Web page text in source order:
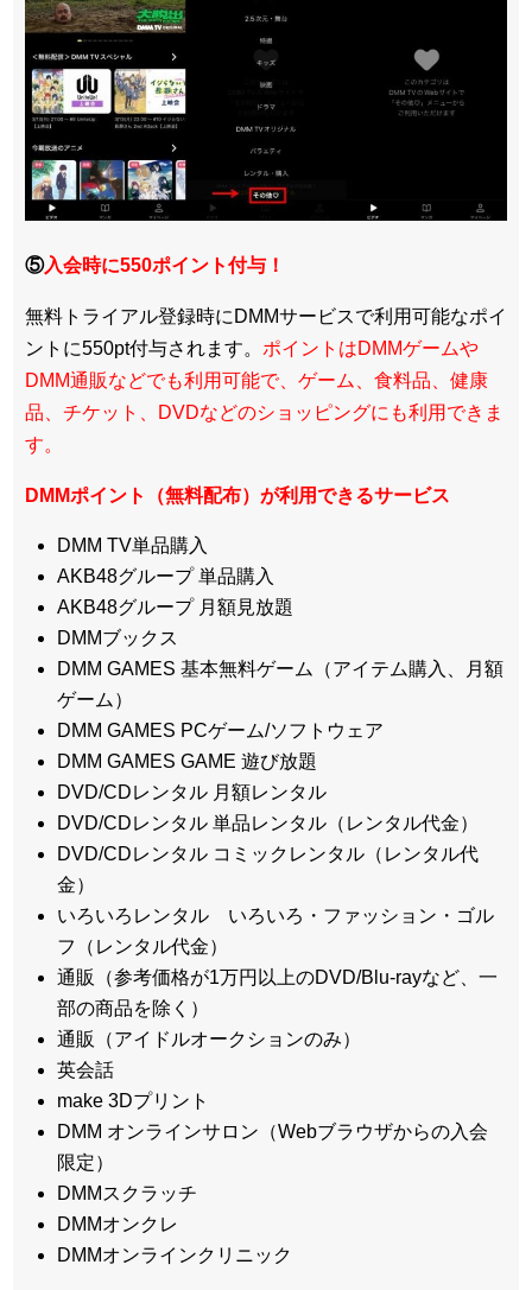
⑤入会時に550ポイント付与！
無料トライアル登録時にDMMサービスで利用可能なポイ
ントに550pt付与されます。 ポイントはDMMゲームや
DMM通販などでも利用可能で、ゲーム、食料品、健康
品、チケット、DVDなどのショッピングにも利用できま
す。
DMMポイント（無料配布）が利用できるサービス
DMM TV単品購入
AKB48グループ 単品購入
AKB48グループ 月額見放題
DMMブックス
DMM GAMES 基本無料ゲーム（アイテム購入、月額
ゲーム）
DMM GAMES PCゲーム/ソフトウェア
DMM GAMES GAME 遊び放題
DVD/CDレンタル 月額レンタル
DVD/CDレンタル 単品レンタル（レンタル代金）
DVD/CDレンタル コミックレンタル（レンタル代
金）
いろいろレンタル いろいろ・ファッション・ゴル
フ（レンタル代金）
通販（参考価格が1万円以上のDVD/Blu-rayなど、一
部の商品を除く）
通販（アイドルオークションのみ）
英会話
make 3Dプリント
DMM オンラインサロン（Webブラウザからの入会
限定）
DMMスクラッチ
DMMオンクレ
DMMオンラインクリニック